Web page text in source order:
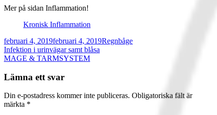
Mer på sidan Inflammation!
Kronisk Inflammation
Publicerat
den
februari 4, 2019februari 4, 2019Författare
Regnbåge
Inläggsnavigering
Föregående
artikel:
Infektion i urinvägar samt blåsa
Nästa
MAGE & TARMSYSTEM
Lämna ett svar
Din e-postadress kommer inte publiceras. Obligatoriska fält är
märkta *